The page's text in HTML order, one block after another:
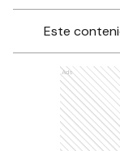
Este
Ads